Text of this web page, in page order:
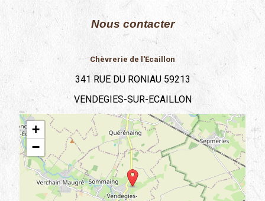
Nous contacter
Chèvrerie de l'Ecaillon
341 RUE DU RONIAU 59213
VENDEGIES-SUR-ECAILLON
+
−